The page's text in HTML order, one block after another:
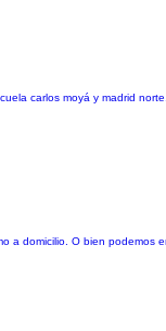
carlos moyá y madrid
a domicilio. O bien podemos